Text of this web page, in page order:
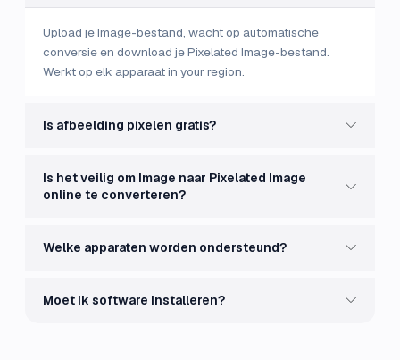
Upload je Image-bestand, wacht op automatische
conversie en download je Pixelated Image-bestand.
Werkt op elk apparaat in your region.
Is afbeelding pixelen gratis?
Is het veilig om Image naar Pixelated Image
online te converteren?
Welke apparaten worden ondersteund?
Moet ik software installeren?